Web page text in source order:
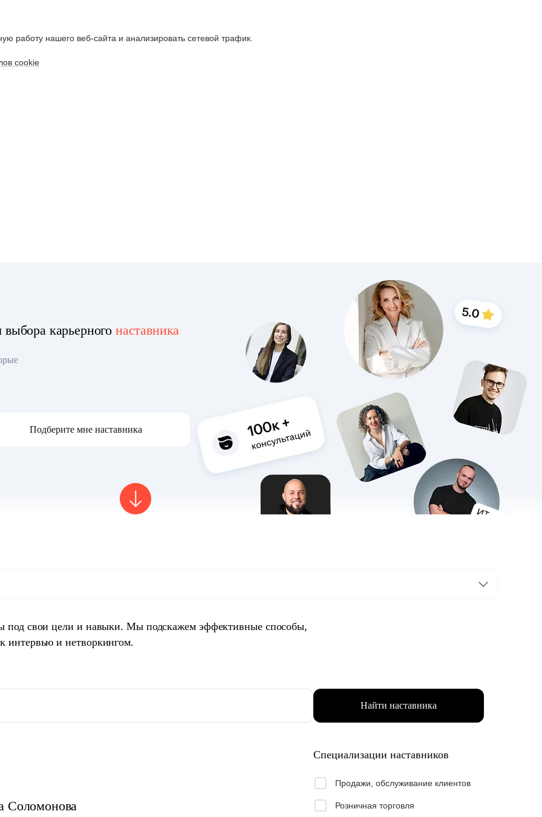
работу нашего веб-сайта и анализировать сетевой трафик.
cookie
карьерного наставника
Подберите мне наставника
под свои цели и навыки. Мы подскажем эффективные способы,
интервью и нетворкингом.
Найти наставника
Соломонова
Специализации наставников
Продажи, обслуживание клиентов
Розничная торговля